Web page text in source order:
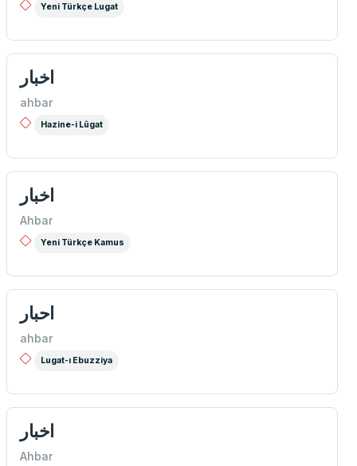
Yeni Türkçe Lugat
اخبار
ahbar
Hazine-i Lûgat
اخبار
Ahbar
Yeni Türkçe Kamus
احبار
ahbar
Lugat-ı Ebuzziya
اخبار
Ahbar